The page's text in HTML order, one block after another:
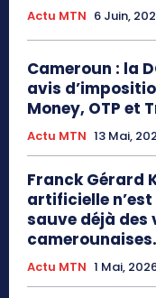
Actu MTN 6 Juin,
Cameroun : la
avis
Money, OTP et
Actu MTN 13 Mai,
Franck Gérard
artificielle
sauve déjà des
Actu MTN 1 Mai,